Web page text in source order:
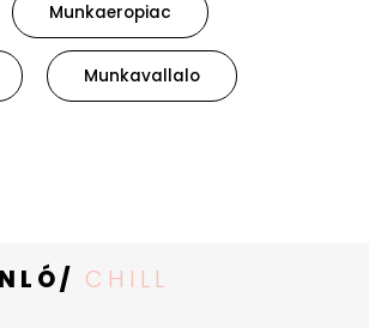
Munkaeropiac
Munkavallalo
CHILL